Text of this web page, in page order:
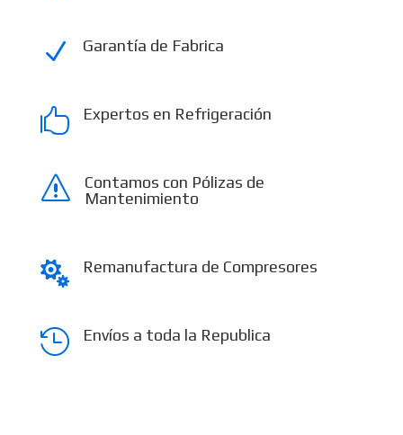
N Garantía de Fabrica
 Expertos en Refrigeración
s
Contamos con Pólizas de
Mantenimiento
 Remanufactura de Compresores
 Envíos a toda la Republica